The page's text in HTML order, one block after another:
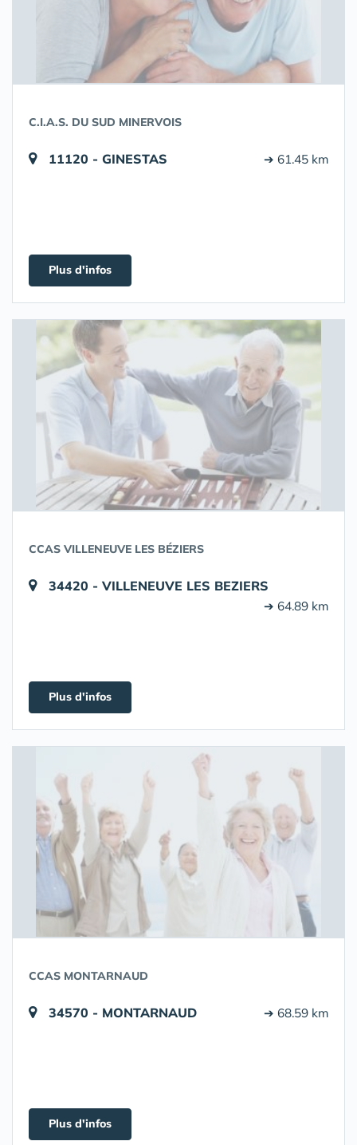
C.I.A.S. DU SUD MINERVOIS
11120 - GINESTAS ➔ 61.45 km
Plus d'infos
CCAS VILLENEUVE LES BÉZIERS
34420 - VILLENEUVE LES BEZIERS
➔ 64.89 km
Plus d'infos
CCAS MONTARNAUD
34570 - MONTARNAUD ➔ 68.59 km
Plus d'infos